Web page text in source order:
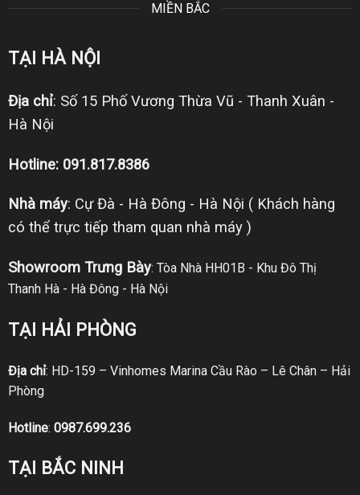
MIỀN BẮC
TẠI HÀ NỘI
Địa chỉ: Số 15 Phố Vương Thừa Vũ - Thanh Xuân -
Hà Nội
Hotline: 091.817.8386
Nhà máy: Cự Đà - Hà Đông - Hà Nội ( Khách hàng
có thể trực tiếp tham quan nhà máy )
Showroom Trưng Bày: Tòa Nhà HH01B - Khu Đô Thị
Thanh Hà - Hà Đông - Hà Nội
TẠI HẢI PHÒNG
Địa chỉ: HD-159 – Vinhomes Marina Cầu Rào – Lê Chân – Hải
Phòng
Hotline: 0987.699.236
TẠI BẮC NINH